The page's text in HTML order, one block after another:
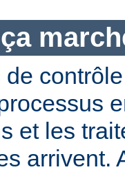
et les
arrivent.